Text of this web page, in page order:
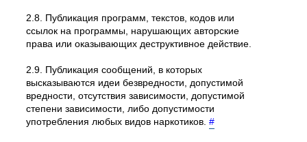
2.8. Публикация программ, текстов, кодов или
ссылок на программы, нарушающих авторские
права или оказывающих деструктивное действие.
2.9. Публикация сообщений, в которых
высказываются идеи безвредности, допустимой
вредности, отсутствия зависимости, допустимой
степени зависимости, либо допустимости
употребления любых видов наркотиков.#